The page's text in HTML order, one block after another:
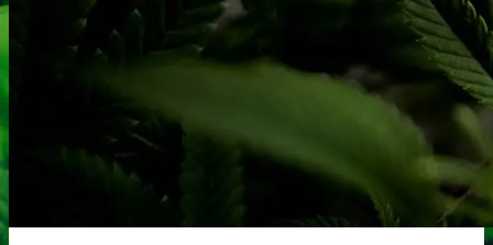
Robadope
Simons tests
Test af primære aminer